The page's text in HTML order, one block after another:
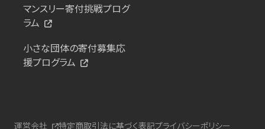
マンスリー寄付挑戦プログ
ラム
小さな団体の寄付募集応
援プログラム
運営会社 特定商取引法に基づく表記プライバシーポリシー